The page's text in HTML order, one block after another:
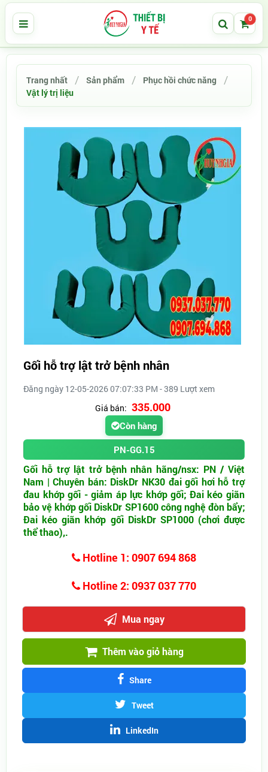
0
Trang nhất Sản phẩm
Phục hồi chức năng
Vật lý trị liệu
Gối hỗ trợ lật trở bệnh nhân
Đăng ngày 12-05-2026 07:07:33 PM - 389 Lượt xem
Giá bán: 335.000
Còn hàng
PN-GG.15
Gối hỗ trợ lật trở bệnh nhân hãng/nsx: PN / Việt
Nam | Chuyên bán: DiskDr NK30 đai gối hơi hỗ trợ
đau khớp gối - giảm áp lực khớp gối; Đai kéo giãn
bảo vệ khớp gối DiskDr SP1600 công nghệ đòn bẩy;
Đai kéo giãn khớp gối DiskDr SP1000 (chơi được
thể thao),.
Hotline 1: 0907 694 868
Hotline 2: 0937 037 770
Mua ngay
Thêm vào giỏ hàng
Share
Tweet
LinkedIn